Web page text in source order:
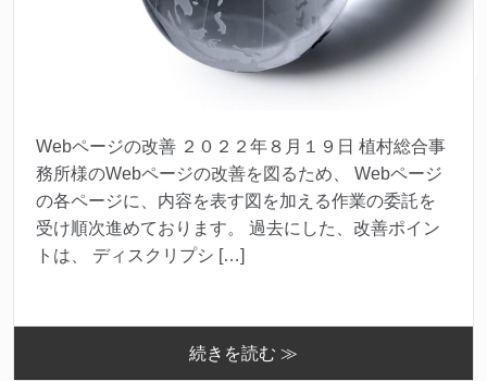
Webページの改善 ２０２２年８月１９日 植村総合事
務所様のWebページの改善を図るため、 Webページ
の各ページに、内容を表す図を加える作業の委託を
受け順次進めております。 過去にした、改善ポイン
トは、 ディスクリプシ […]
続きを読む ≫